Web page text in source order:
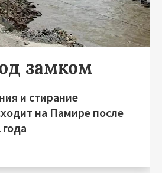
замком
и стирание
на Памире после